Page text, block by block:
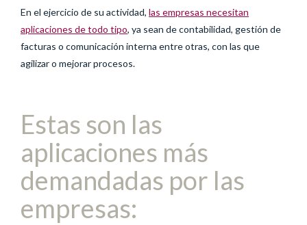
En el ejercicio de su actividad, las empresas necesitan
aplicaciones de todo tipo, ya sean de contabilidad, gestión de
facturas o comunicación interna entre otras, con las que
agilizar o mejorar procesos.
Estas son las
aplicaciones más
demandadas por las
empresas: